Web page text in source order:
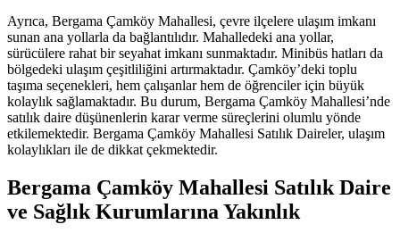
Ayrıca, Bergama Çamköy Mahallesi, çevre ilçelere ulaşım imkanı
sunan ana yollarla da bağlantılıdır. Mahalledeki ana yollar,
sürücülere rahat bir seyahat imkanı sunmaktadır. Minibüs hatları da
bölgedeki ulaşım çeşitliliğini artırmaktadır. Çamköy’deki toplu
taşıma seçenekleri, hem çalışanlar hem de öğrenciler için büyük
kolaylık sağlamaktadır. Bu durum, Bergama Çamköy Mahallesi’nde
satılık daire düşünenlerin karar verme süreçlerini olumlu yönde
etkilemektedir. Bergama Çamköy Mahallesi Satılık Daireler, ulaşım
kolaylıkları ile de dikkat çekmektedir.
Bergama Çamköy Mahallesi Satılık Daire
ve Sağlık Kurumlarına Yakınlık